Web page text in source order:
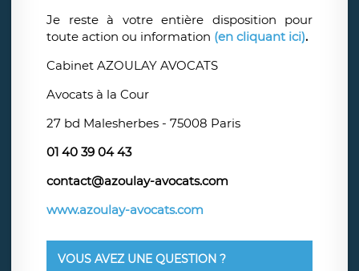
Je reste à votre entière disposition pour
toute action ou information (en cliquant ici).
Cabinet AZOULAY AVOCATS
Avocats à la Cour
27 bd Malesherbes - 75008 Paris
01 40 39 04 43
contact@azoulay-avocats.com
www.azoulay-avocats.com
VOUS AVEZ UNE QUESTION ?